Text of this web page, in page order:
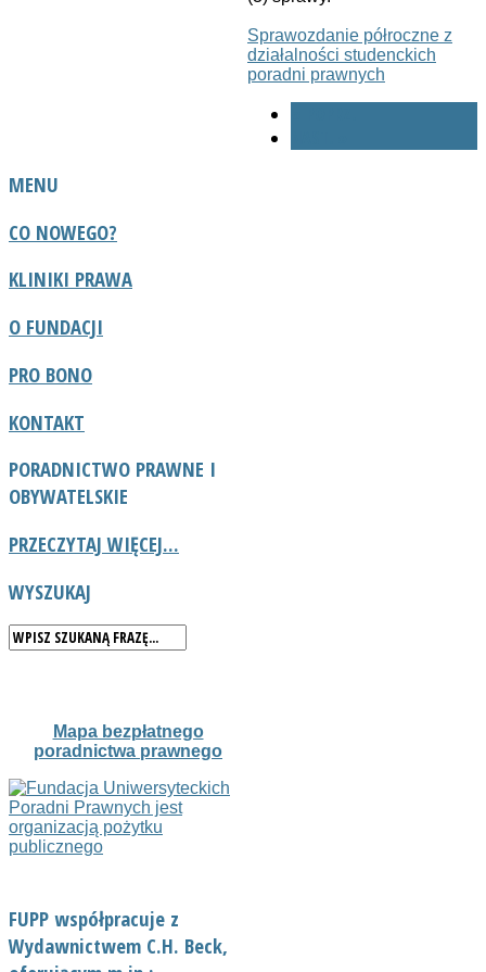
Sprawozdanie półroczne z
działalności studenckich
poradni prawnych
MENU
CO NOWEGO?
KLINIKI PRAWA
O FUNDACJI
PRO BONO
KONTAKT
PORADNICTWO PRAWNE I
OBYWATELSKIE
PRZECZYTAJ WIĘCEJ...
WYSZUKAJ
Mapa bezpłatnego
poradnictwa prawnego
FUPP współpracuje z
Wydawnictwem C.H. Beck,